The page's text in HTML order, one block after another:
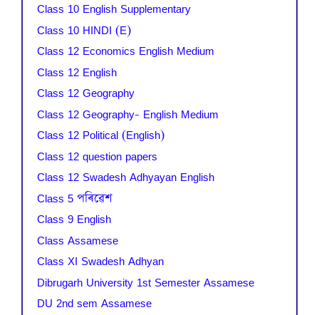
Class 10 English Supplementary
Class 10 HINDI (E)
Class 12 Economics English Medium
Class 12 English
Class 12 Geography
Class 12 Geography- English Medium
Class 12 Political (English)
Class 12 question papers
Class 12 Swadesh Adhyayan English
Class 5 পৰিৱেশ
Class 9 English
Class Assamese
Class XI Swadesh Adhyan
Dibrugarh University 1st Semester Assamese
DU 2nd sem Assamese